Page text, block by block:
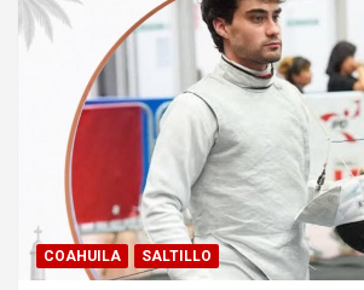
COAHUILA SALTILLO